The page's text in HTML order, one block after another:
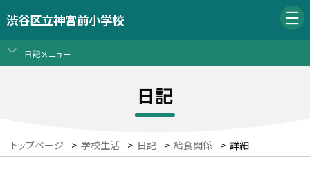
渋谷区立神宮前小学校
日記メニュー
日記
トップページ > 学校生活 > 日記 > 給食関係 > 詳細